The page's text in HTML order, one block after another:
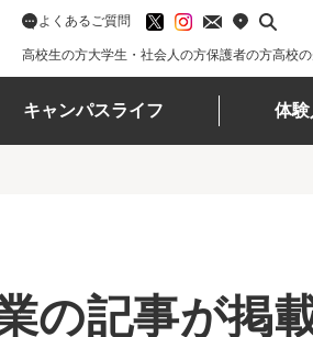
高校生の方大学生・社会人の方保護者の方高校
よくあるご質問
キャンパスライフ 体
の記事が掲